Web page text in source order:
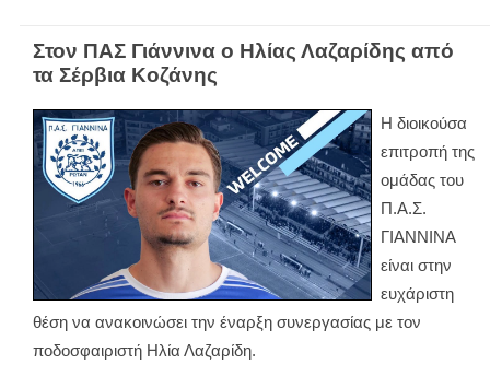
Στον ΠΑΣ Γιάννινα ο Ηλίας Λαζαρίδης από
τα Σέρβια Κοζάνης
Η διοικούσα
επιτροπή της
ομάδας του
Π.Α.Σ.
ΓΙΑΝΝΙΝΑ
είναι στην
ευχάριστη
θέση να ανακοινώσει την έναρξη συνεργασίας με τον
ποδοσφαιριστή Ηλία Λαζαρίδη.